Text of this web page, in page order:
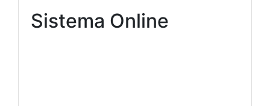
Sistema Online